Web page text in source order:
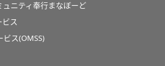
ュニティ奉行まなぼーど
ビス
ビス(OMSS)